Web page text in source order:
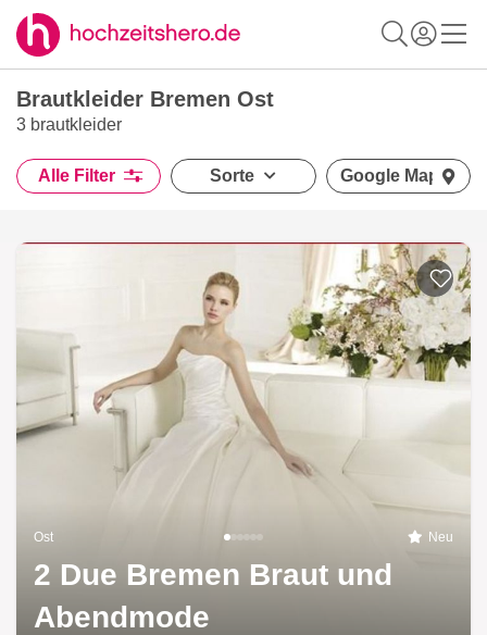
Brautkleider Bremen Ost
3 brautkleider
Alle Filter Sorte Google Maps
Ost Neu
2 Due Bremen Braut und
Abendmode